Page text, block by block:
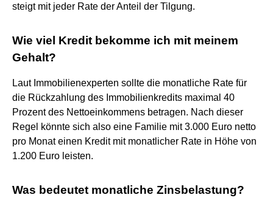
steigt mit jeder Rate der Anteil der Tilgung.
Wie viel Kredit bekomme ich mit meinem
Gehalt?
Laut Immobilienexperten sollte die monatliche Rate für
die Rückzahlung des Immobilienkredits maximal 40
Prozent des Nettoeinkommens betragen. Nach dieser
Regel könnte sich also eine Familie mit 3.000 Euro netto
pro Monat einen Kredit mit monatlicher Rate in Höhe von
1.200 Euro leisten.
Was bedeutet monatliche Zinsbelastung?